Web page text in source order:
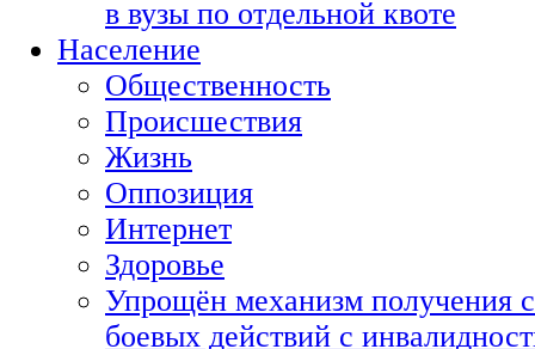
в вузы по отдельной квоте
Население
Общественность
Происшествия
Жизнь
Оппозиция
Интернет
Здоровье
Упрощён механизм получения
боевых действий с